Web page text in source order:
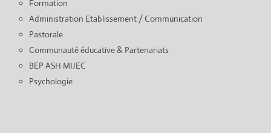
Formation
Administration Etablissement / Communication
Pastorale
Communauté éducative & Partenariats
BEP ASH MIJEC
Psychologie